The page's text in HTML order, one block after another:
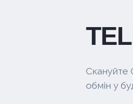
Скануйте
обмін у